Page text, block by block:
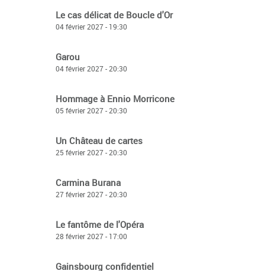
Le cas délicat de Boucle d'Or
04 février 2027 - 19:30
Garou
04 février 2027 - 20:30
Hommage à Ennio Morricone
05 février 2027 - 20:30
Un Château de cartes
25 février 2027 - 20:30
Carmina Burana
27 février 2027 - 20:30
Le fantôme de l'Opéra
28 février 2027 - 17:00
Gainsbourg confidentiel